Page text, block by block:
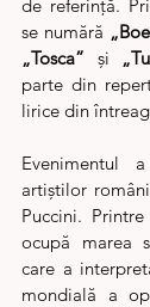
de referință.
se numără
„Tosca” și
parte din
lirice din
Evenimentul
artiștilor
Puccini.
ocupă marea
care a
mondială a